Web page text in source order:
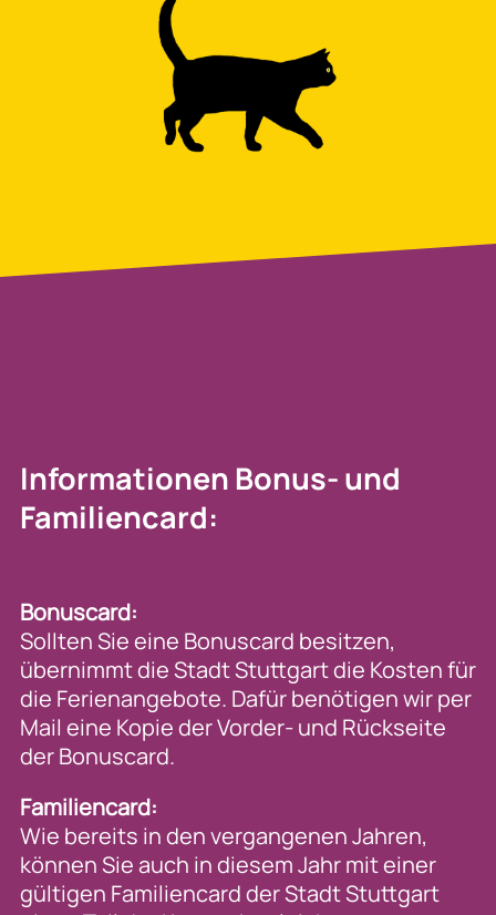
Informationen Bonus- und
Familiencard:
Bonuscard:
Sollten Sie eine Bonuscard besitzen,
übernimmt die Stadt Stuttgart die Kosten für
die Ferienangebote. Dafür benötigen wir per
Mail eine Kopie der Vorder- und Rückseite
der Bonuscard.
Familiencard:
Wie bereits in den vergangenen Jahren,
können Sie auch in diesem Jahr mit einer
gültigen Familiencard der Stadt Stuttgart